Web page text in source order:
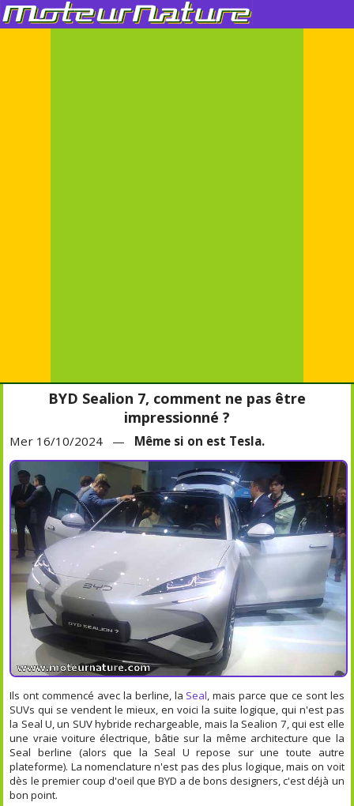
BYD Sealion 7, comment ne pas être
impressionné ?
Mer 16/10/2024 — Même si on est Tesla.
Ils ont commencé avec la berline, la Seal, mais parce que ce sont les
SUVs qui se vendent le mieux, en voici la suite logique, qui n'est pas
la Seal U, un SUV hybride rechargeable, mais la Sealion 7, qui est elle
une vraie voiture électrique, bâtie sur la même architecture que la
Seal berline (alors que la Seal U repose sur une toute autre
plateforme). La nomenclature n'est pas des plus logique, mais on voit
dès le premier coup d'oeil que BYD a de bons designers, c'est déjà un
bon point.